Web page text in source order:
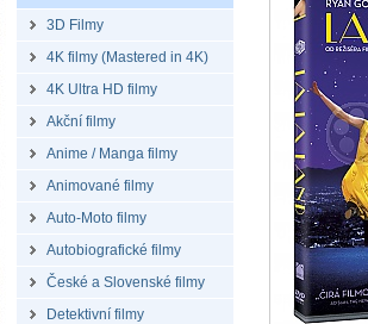
3D Filmy
4K filmy (Mastered in 4K)
4K Ultra HD filmy
Akční filmy
Anime / Manga filmy
Animované filmy
Auto-Moto filmy
Autobiografické filmy
České a Slovenské filmy
Detektivní filmy